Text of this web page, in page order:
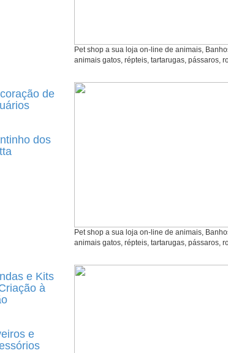
Pet shop a sua loja on-line de animais,
animais gatos, répteis, tartarugas, pássaros,
de
dos
Pet shop a sua loja on-line de animais,
animais gatos, répteis, tartarugas, pássaros,
e Kits
à
e